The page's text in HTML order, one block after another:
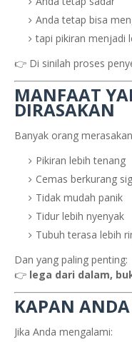
Anda tetap bisa
tapi pikiran menjadi
👉 Di sinilah proses
MANFAAT
DIRASAKAN
Banyak orang
Pikiran lebih tenang
Cemas berkurang
Tidak mudah panik
Tidur lebih nyenyak
Tubuh terasa lebih
Dan yang paling penting:
👉 lega dari dalam,
KAPAN
Jika Anda mengalami: